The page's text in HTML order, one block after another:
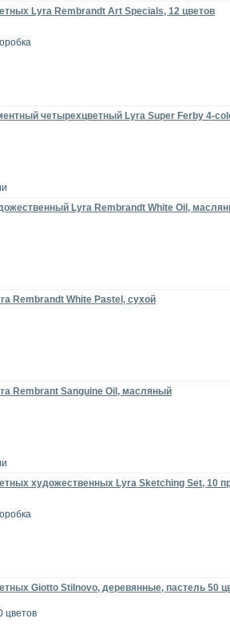
Lyra Rembrandt Art Specials, 12 цветов
четырехцветный Lyra Super Ferby 4-
Lyra Rembrandt White Oil,
Rembrandt White Pastel, сухой
Rembrant Sanguine Oil, масляный
художественных Lyra Sketching Set, 10
Giotto Stilnovo, деревянные, пастель 50
цветов